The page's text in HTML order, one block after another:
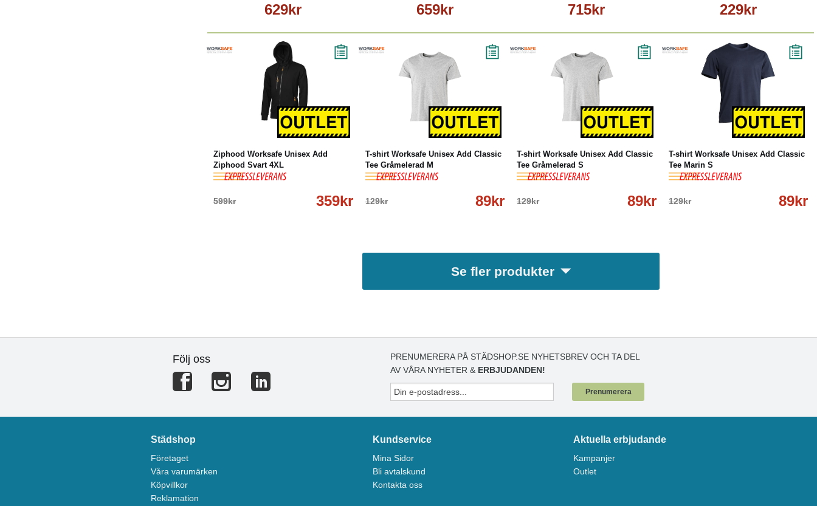
629kr 659kr 715kr 229kr
Ziphood Worksafe Unisex Add
Ziphood Svart 4XL
599kr 359kr
Köp Läs mer
T-shirt Worksafe Unisex Add Classic
Tee Gråmelerad M
129kr 89kr
Läs mer
T-shirt Worksafe Unisex Add Classic
Tee Gråmelerad S
129kr 89kr
Läs mer
T-shirt Worksafe Unisex Add Classic
Tee Marin S
129kr 89kr
Köp Läs mer
Se fler produkter
Följ oss
PRENUMERERA PÅ STÄDSHOP.SE NYHETSBREV OCH TA DEL
AV VÅRA NYHETER & ERBJUDANDEN!
Prenumerera
Städshop
Företaget
Våra varumärken
Köpvillkor
Reklamation
Kundservice
Mina Sidor
Bli avtalskund
Kontakta oss
Aktuella erbjudande
Kampanjer
Outlet